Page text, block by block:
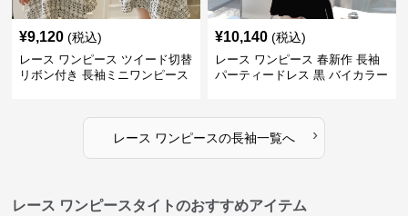
¥9,120 (税込)
レース ワンピース ツイード切替
リボン付き 長袖ミニワンピース
¥10,140 (税込)
レース ワンピース 春新作 長袖
パーティードレス 黒 バイカラー
レース ワンピースの長袖一覧へ ›
レース ワンピースタイトのおすすめアイテム